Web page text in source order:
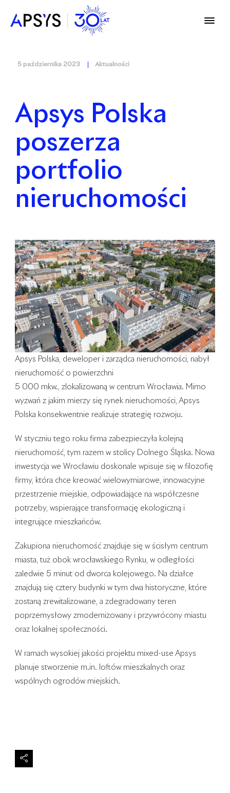
5 października 2023 Aktualności
Apsys Polska
poszerza
portfolio
nieruchomości
Apsys Polska, deweloper i zarządca nieruchomości, nabył
nieruchomość o powierzchni
5 000 mkw., zlokalizowaną w centrum Wrocławia. Mimo
wyzwań z jakim mierzy się rynek nieruchomości, Apsys
Polska konsekwentnie realizuje strategię rozwoju.
W styczniu tego roku firma zabezpieczyła kolejną
nieruchomość, tym razem w stolicy Dolnego Śląska. Nowa
inwestycja we Wrocławiu doskonale wpisuje się w filozofię
firmy, która chce kreować wielowymiarowe, innowacyjne
przestrzenie miejskie, odpowiadające na współczesne
potrzeby, wspierające transformację ekologiczną i
integrujące mieszkańców.
Zakupiona nieruchomość znajduje się w ścisłym centrum
miasta, tuż obok wrocławskiego Rynku, w odległości
zaledwie 5 minut od dworca kolejowego. Na działce
znajdują się cztery budynki w tym dwa historyczne, które
zostaną zrewitalizowane, a zdegradowany teren
poprzemysłowy zmodernizowany i przywrócony miastu
oraz lokalnej społeczności.
W ramach wysokiej jakości projektu mixed-use Apsys
planuje stworzenie m.in. loftów mieszkalnych oraz
wspólnych ogrodów miejskich.